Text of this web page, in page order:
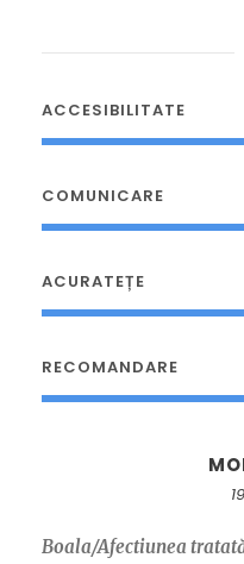
ACCESIBILITATE
COMUNICARE
ACURATEȚE
RECOMANDARE
Boala/Afectiunea